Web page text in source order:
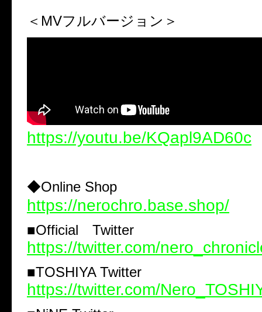
＜MVフルバージョン＞
https://youtu.be/KQapl9AD60c
◆Online Shop
https://nerochro.base.shop/
■Official Twitter
https://twitter.com/
■TOSHIYA Twitter
https://twitter.com/